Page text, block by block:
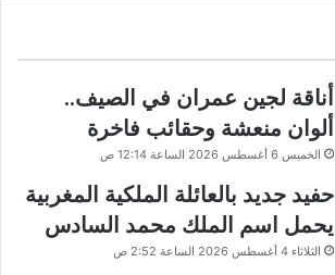
أناقة لجين عمران في الصيف..
ألوان منعشة وحقائب فاخرة
الخميس 6 أغسطس 2026 الساعة 12:14 ص
حفيد جديد بالعائلة الملكية المغربية
يحمل اسم الملك محمد السادس
الثلاثاء 4 أغسطس 2026 الساعة 2:52 ص